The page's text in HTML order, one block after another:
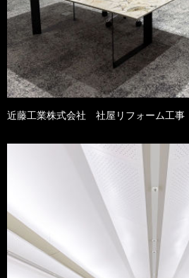
近藤工業株式会社 社屋リフォーム工事